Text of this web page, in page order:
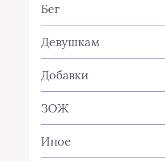
Бег
Девушкам
Добавки
ЗОЖ
Иное